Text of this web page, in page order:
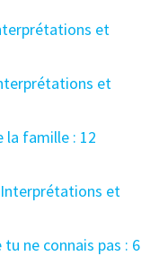
et
et
la famille : 12
Interprétations et
ne connais pas : 6